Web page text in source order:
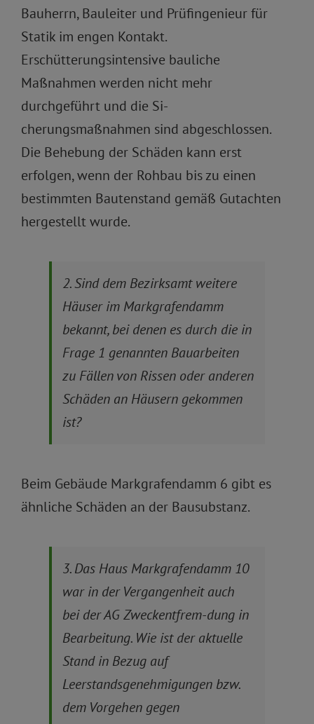
Bauherrn, Bauleiter und Prüfingenieur für
Statik im engen Kontakt.
Erschütterungsintensive bauliche
Maßnahmen werden nicht mehr
durchgeführt und die Si-
cherungsmaßnahmen sind abgeschlossen.
Die Behebung der Schäden kann erst
erfolgen, wenn der Rohbau bis zu einen
bestimmten Bautenstand gemäß Gutachten
hergestellt wurde.
2. Sind dem Bezirksamt weitere
Häuser im Markgrafendamm
bekannt, bei denen es durch die in
Frage 1 genannten Bauarbeiten
zu Fällen von Rissen oder anderen
Schäden an Häusern gekommen
ist?
Beim Gebäude Markgrafendamm 6 gibt es
ähnliche Schäden an der Bausubstanz.
3. Das Haus Markgrafendamm 10
war in der Vergangenheit auch
bei der AG Zweckentfrem-dung in
Bearbeitung. Wie ist der aktuelle
Stand in Bezug auf
Leerstandsgenehmigungen bzw.
dem Vorgehen gegen